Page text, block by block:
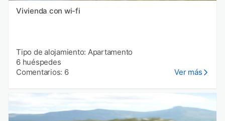
Vivienda con wi-fi
Tipo de alojamiento: Apartamento
6 huéspedes
Comentarios: 6
Ver más